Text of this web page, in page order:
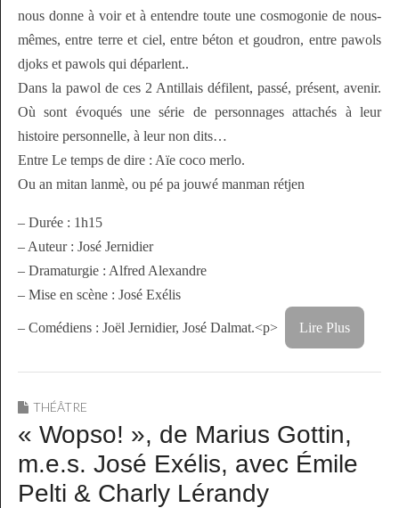
nous donne à voir et à entendre toute une cosmogonie de nous-
mêmes,entre terre et ciel, entre béton et goudron, entre pawols
djoks et pawols qui déparlent..
Dans la pawol de ces 2 Antillais défilent, passé, présent, avenir.
Où sont évoqués une série de personnages attachés à leur
histoire personnelle, à leur non dits…
Entre Le temps de dire : Aïe coco merlo.
Ou an mitan lanmè, ou pé pa jouwé manman rétjen
– Durée : 1h15
– Auteur : José Jernidier
– Dramaturgie : Alfred Alexandre
– Mise en scène : José Exélis
– Comédiens : Joël Jernidier, José Dalmat.<p> Lire Plus
THÉÂTRE
« Wopso! », de Marius Gottin,
m.e.s. José Exélis, avec Émile
Pelti & Charly Lérandy